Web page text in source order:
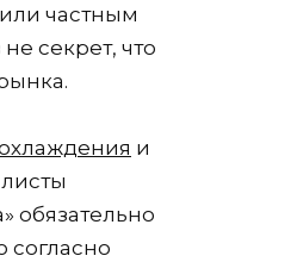
частным
секрет, что
и
обязательно
согласно